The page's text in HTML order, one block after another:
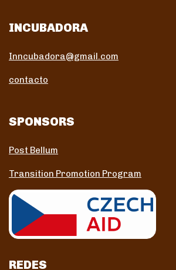
INCUBADORA
Inncubadora@gmail.com
contacto
SPONSORS
Post Bellum
Transition Promotion Program
REDES